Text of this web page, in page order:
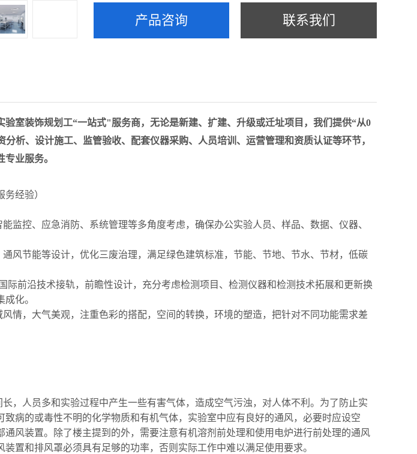
产品咨询 联系我们
验室装饰规划工“一站式"服务商，无论是新建、扩建、升级或迁址项目，我们提供“从0
析、设计施工、监管验收、配套仪器采购、人员培训、运营管理和资质认证等环节，
业服务。
务经验）
监控、应急消防、系统管理等多角度考虑，确保办公实验人员、样品、数据、仪器、
风节能等设计，优化三废治理，满足绿色建筑标准，节能、节地、节水、节材，低碳
际前沿技术接轨，前瞻性设计，充分考虑检测项目、检测仪器和检测技术拓展和更新换
化。
情，大气美观，注重色彩的搭配，空间的转换，环境的塑造，把针对不同功能需求差
，人员多和实验过程中产生一些有害气体，造成空气污浊，对人体不利。为了防止实
病的或毒性不明的化学物质和有机气体，实验室中应有良好的通风，必要时应设空
风装置。除了楼主提到的外，需要注意有机溶剂前处理和使用电炉进行前处理的通风
置和排风罩必须具有足够的功率，否则实际工作中难以满足使用要求。